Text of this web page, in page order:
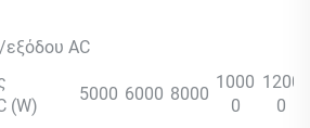
AC
(W)
5000 6000 8000
1000
0
1200
0